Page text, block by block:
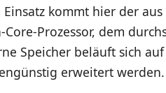
Einsatz kommt hier der
Core-Prozessor, dem
Speicher beläuft sich
erweitert werden.